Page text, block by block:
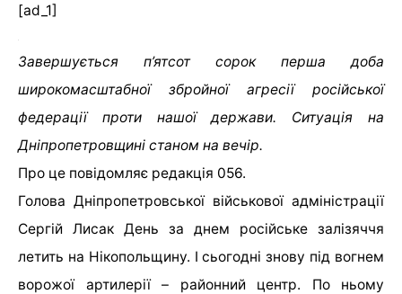
[ad_1]
Завершується п’ятсот сорок перша доба
широкомасштабної збройної агресії російської
федерації проти нашої держави. Ситуація на
Дніпропетровщині станом на вечір.
Про це повідомляє редакція 056.
Голова Дніпропетровської військової адміністрації
Сергій Лисак День за днем російське залізяччя
летить на Нікопольщину. І сьогодні знову під вогнем
ворожої артилерії – районний центр. По ньому